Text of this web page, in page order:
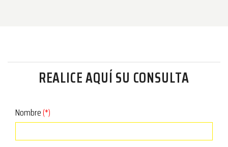
REALICE AQUÍ SU CONSULTA
Nombre(*)